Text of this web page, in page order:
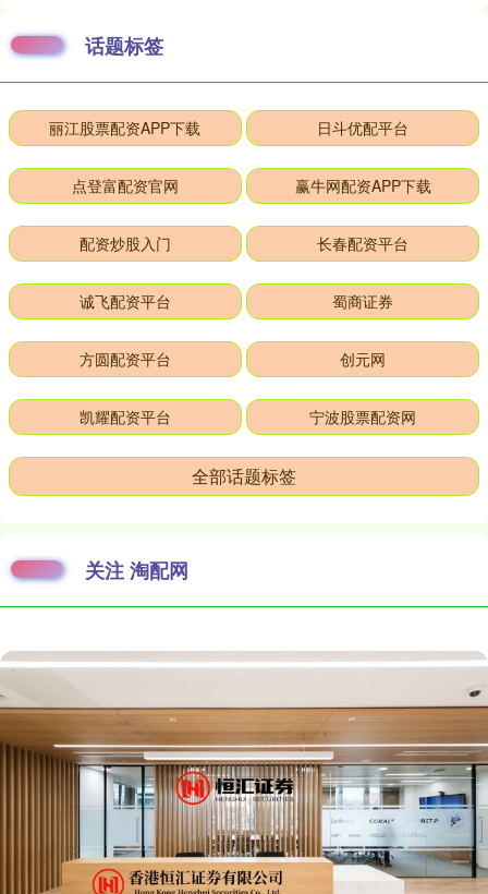
话题标签
丽江股票配资APP下载 日斗优配平台
点登富配资官网 赢牛网配资APP下载
配资炒股入门 长春配资平台
诚飞配资平台 蜀商证券
方圆配资平台 创元网
凯耀配资平台 宁波股票配资网
全部话题标签
关注 淘配网